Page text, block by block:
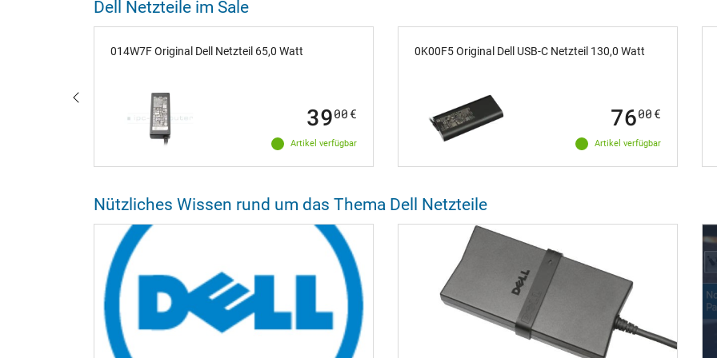
Dell Netzteile im Sale
014W7F Original Dell Netzteil 65,0 Watt
Artikel verfügbar
3900 €
0K00F5 Original Dell USB-C Netzteil 130,0 Watt
Artikel verfügbar
7600 €
Nützliches Wissen rund um das Thema Dell Netzteile